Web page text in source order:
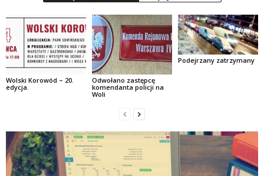
Wolski Korowód – 20.
edycja.
Odwołano zastępcę
komendanta policji na
Woli
Podejrzany zatrzymany